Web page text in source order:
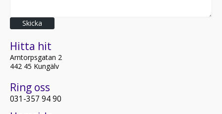
Skicka
Hitta hit
Arntorpsgatan 2
442 45 Kungälv
Ring oss
031-357 94 90